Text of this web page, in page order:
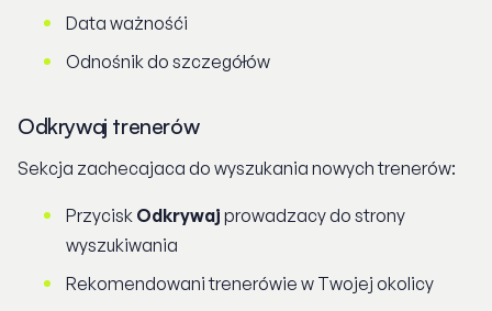
Data ważnośći
Odnośnik do szczegółów
Odkrywaj trenerów
Sekcja zachecajaca do wyszukania nowych trenerów:
Przycisk Odkrywaj prowadzacy do strony
wyszukiwania
Rekomendowani trenerówie w Twojej okolicy